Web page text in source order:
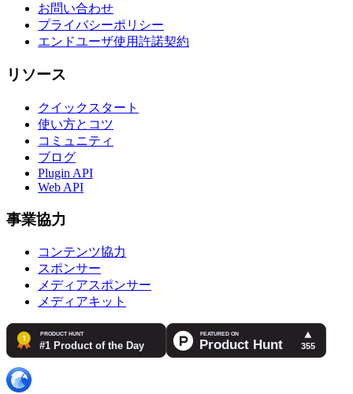
お問い合わせ
プライバシーポリシー
エンドユーザ使用許諾契約
リソース
クイックスタート
使い方とコツ
コミュニティ
ブログ
Plugin API
Web API
事業協力
コンテンツ協力
スポンサー
メディアスポンサー
メディアキット